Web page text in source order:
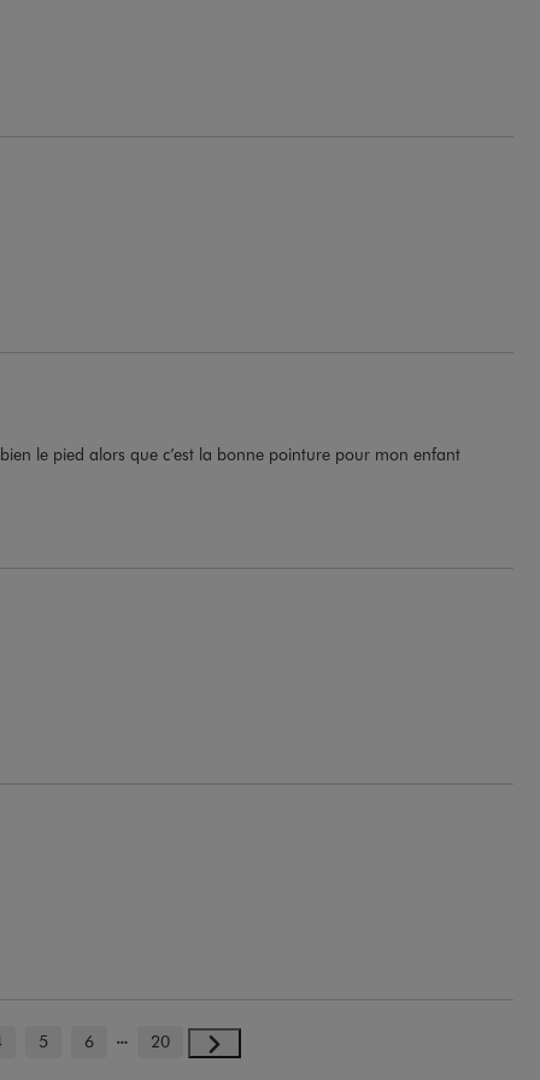
le pied alors que c’est la bonne pointure pour mon enfant
5 6 20